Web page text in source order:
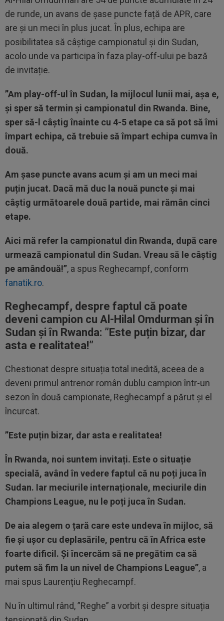
de runde, un avans de șase puncte față de APR, care
are și un meci în plus jucat. În plus, echipa are
posibilitatea să câștige campionatul și din Sudan,
acolo unde va participa în faza play-off-ului pe bază
de invitație.
”Am play-off-ul în Sudan, la mijlocul lunii mai, așa e,
și sper să termin și campionatul din Rwanda. Bine,
sper să-l câștig înainte cu 4-5 etape ca să pot să îmi
împart echipa, că trebuie să împart echipa cumva în
două.
Am șase puncte avans acum și am un meci mai
puțin jucat. Dacă mă duc la nouă puncte și mai
câștig următoarele două partide, mai rămân cinci
etape.
Aici mă refer la campionatul din Rwanda, după care
urmează campionatul din Sudan. Vreau să le câștig
pe amândouă!”, a spus Reghecampf, conform
fanatik.ro.
Reghecampf, despre faptul că poate
deveni campion cu Al-Hilal Omdurman și în
Sudan și în Rwanda: ”Este puțin bizar, dar
asta e realitatea!”
Chestionat despre situația total inedită, aceea de a
deveni primul antrenor român dublu campion într-un
sezon în două campionate, Reghecampf a părut și el
încurcat.
”Este puțin bizar, dar asta e realitatea!
În Rwanda, noi suntem invitați. Este o situație
specială, având în vedere faptul că nu poți juca în
Sudan. Iar meciurile internaționale, meciurile din
Champions League, nu le poți juca în Sudan.
De aia alegem o țară care este undeva în mijloc, să
fie și ușor cu deplasările, pentru că în Africa este
foarte dificil. Și încercăm să ne pregătim ca să
putem să fim la un nivel de Champions League”, a
mai spus Laurențiu Reghecampf.
Nu în ultimul rând, ”Reghe” a vorbit și despre situația